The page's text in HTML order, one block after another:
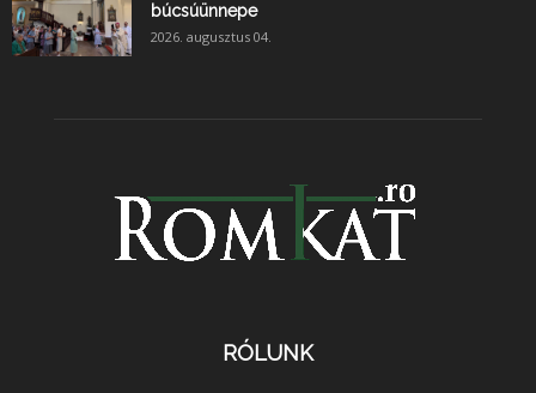
búcsúünnepe
2026. augusztus 04.
RÓLUNK